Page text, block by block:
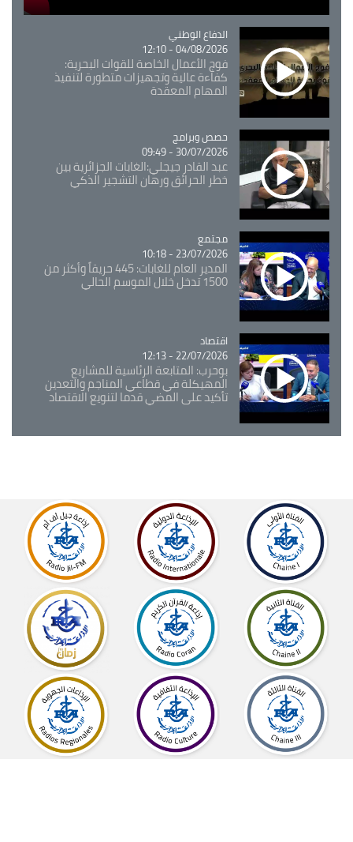
Catégorie
الدفاع الوطني
04/08/2026 - 12:10
فوج الأعمال الخاصة للقوات البحرية:
كفاءة عالية وتجهيزات متطورة لتنفيذ
المهام المعقدة
Catégorie
حصص وبرامج
30/07/2026 - 09:49
عبد القادر جيجلي:الغابات الجزائرية بين
خطر الحرائق ورهان التشجير الذكي
Catégorie
مجتمع
23/07/2026 - 10:18
المدير العام للغابات: 445 حريقاً وأكثر من
1500 تدخل خلال الموسم الحالي
Catégorie
اقتصاد
22/07/2026 - 12:13
بوحرب: المتابعة الرئاسية للمشاريع
المهيكلة في قطاعي المناجم والتعدين
تأكيد على المضي قدما لتنويع الاقتصاد